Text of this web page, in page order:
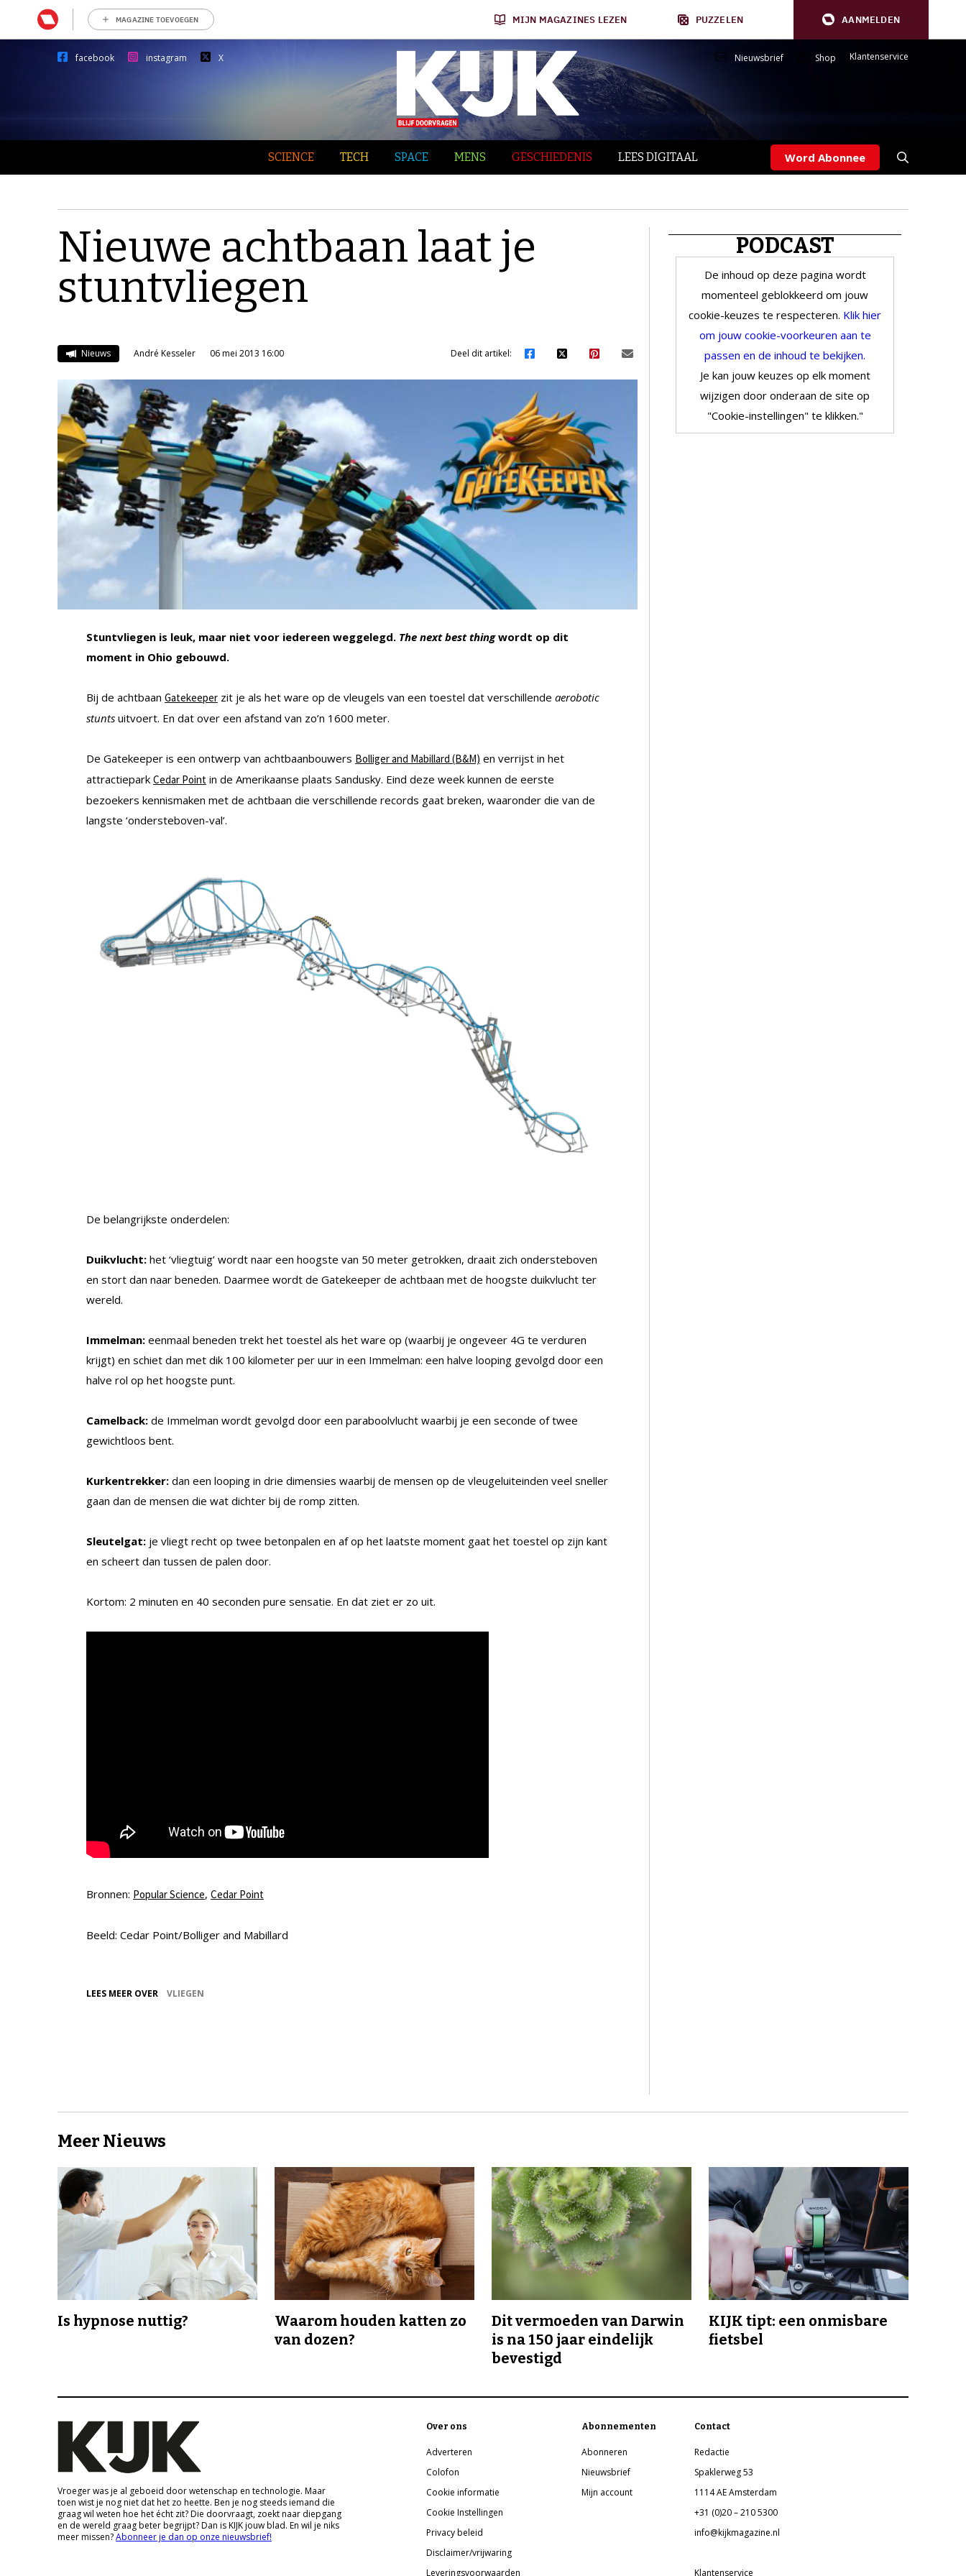
MAGAZINE TOEVOEGEN MIJN MAGAZINES LEZEN PUZZELEN AANMELDEN
facebook instagram X Nieuwsbrief Shop Klantenservice
SCIENCE TECH SPACE MENS GESCHIEDENIS LEES DIGITAAL Word Abonnee
Nieuwe achtbaan laat je
stuntvliegen
Nieuws André Kesseler 06 mei 2013 16:00 Deel dit artikel:
Stuntvliegen is leuk, maar niet voor iedereen weggelegd. The next best thingwordt op dit
moment in Ohio gebouwd.
Bij de achtbaan Gatekeeper zit je als het ware op de vleugels van een toestel dat verschillende aerobotic
stunts uitvoert. En dat over een afstand van zo’n 1600 meter.
De Gatekeeper is een ontwerp van achtbaanbouwers Bolliger and Mabillard (B&M) en verrijst in het
attractiepark Cedar Point in de Amerikaanse plaats Sandusky. Eind deze week kunnen de eerste
bezoekers kennismaken met de achtbaan die verschillende records gaat breken, waaronder die van de
langste ‘ondersteboven-val’.
De belangrijkste onderdelen:
Duikvlucht: het ‘vliegtuig’ wordt naar een hoogste van 50 meter getrokken, draait zich ondersteboven
en stort dan naar beneden. Daarmee wordt de Gatekeeper de achtbaan met de hoogste duikvlucht ter
wereld.
Immelman: eenmaal beneden trekt het toestel als het ware op (waarbij je ongeveer 4G te verduren
krijgt) en schiet dan met dik 100 kilometer per uur in een Immelman: een halve looping gevolgd door een
halve rol op het hoogste punt.
Camelback: de Immelman wordt gevolgd door een paraboolvlucht waarbij je een seconde of twee
gewichtloos bent.
Kurkentrekker: dan een looping in drie dimensies waarbij de mensen op de vleugeluiteinden veel sneller
gaan dan de mensen die wat dichter bij de romp zitten.
Sleutelgat: je vliegt recht op twee betonpalen en af op het laatste moment gaat het toestel op zijn kant
en scheert dan tussen de palen door.
Kortom: 2 minuten en 40 seconden pure sensatie. En dat ziet er zo uit.
Bronnen: Popular Science, Cedar Point
Beeld: Cedar Point/Bolliger and Mabillard
LEES MEER OVER VLIEGEN
PODCAST
De inhoud op deze pagina wordt
momenteel geblokkeerd om jouw
cookie-keuzes te respecteren. Klik hier
om jouw cookie-voorkeuren aan te
passen en de inhoud te bekijken.
Je kan jouw keuzes op elk moment
wijzigen door onderaan de site op
"Cookie-instellingen" te klikken."
Meer Nieuws
Is hypnose nuttig?
Waarom houden katten zo
van dozen?
Dit vermoeden van Darwin
is na 150 jaar eindelijk
bevestigd
KIJK tipt: een onmisbare
fietsbel
Vroeger was je al geboeid door wetenschap en technologie. Maar
toen wist je nog niet dat het zo heette. Ben je nog steeds iemand die
graag wil weten hoe het écht zit? Die doorvraagt, zoekt naar diepgang
en de wereld graag beter begrijpt? Dan is KIJK jouw blad. En wil je niks
meer missen?Abonneer je dan op onze nieuwsbrief!
Over ons
Adverteren
Colofon
Cookie informatie
Cookie Instellingen
Privacy beleid
Disclaimer/vrijwaring
Leveringsvoorwaarden
Abonnementen
Abonneren
Nieuwsbrief
Mijn account
Contact
Redactie
Spaklerweg 53
1114 AE Amsterdam
+31 (0)20 – 210 5300
info@kijkmagazine.nl
Klantenservice